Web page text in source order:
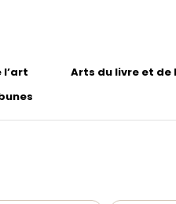
l’art
Arts du livre et de